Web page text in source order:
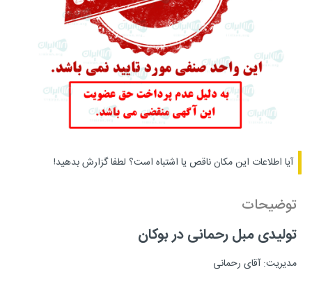
آیا اطلاعات این مکان ناقص یا اشتباه است؟ لطفا گزارش بدهید!
توضیحات
تولیدی مبل رحمانی در بوکان
مدیریت: آقای رحمانی